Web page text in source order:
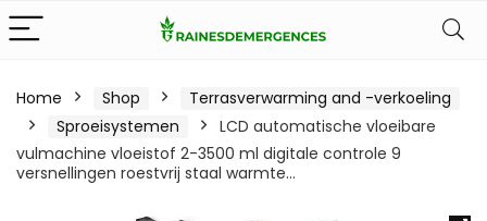
Home Shop
Terrasverwarming and -verkoeling
Sproeisystemen
LCD automatische vloeibare
vulmachine vloeistof 2-3500 ml digitale controle 9
versnellingen roestvrij staal warmte…